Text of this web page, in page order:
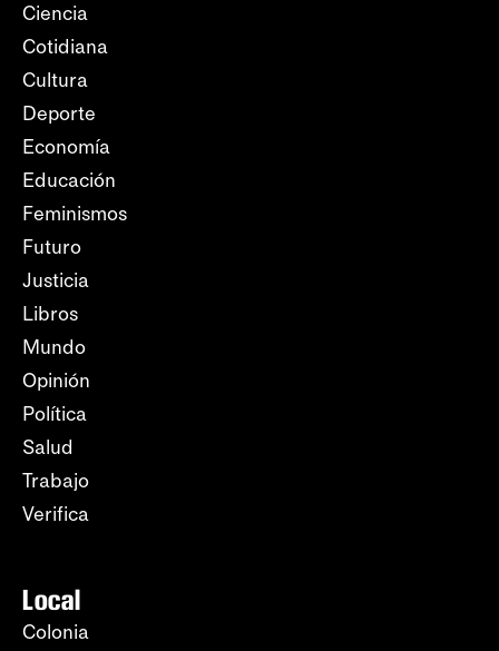
Ciencia
Cotidiana
Cultura
Deporte
Economía
Educación
Feminismos
Futuro
Justicia
Libros
Mundo
Opinión
Política
Salud
Trabajo
Verifica
Local
Colonia